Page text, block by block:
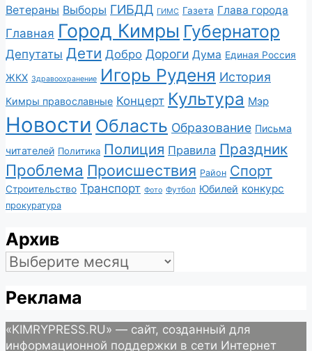
Ветераны Выборы ГИБДД ГИМС Газета Глава города
Главная Город Кимры Губернатор
Депутаты Дети Добро Дороги Дума Единая Россия
ЖКХ Здравоохранение Игорь Руденя История
Кимры православные Концерт Культура Мэр
Новости Область Образование Письма
читателей Политика Полиция Правила Праздник
Проблема Происшествия Район Спорт
Строительство Транспорт Фото Футбол Юбилей конкурс
прокуратура
Архив
Архив
Реклама
«KIMRYPRESS.RU» — сайт, созданный для
информационной поддержки в сети Интернет